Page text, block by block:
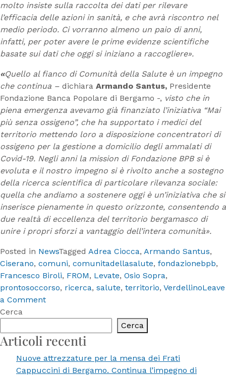
molto insiste sulla raccolta dei dati per rilevare
l’efficacia delle azioni in sanità, e che avrà riscontro nel
medio periodo. Ci vorranno almeno un paio di anni,
infatti, per poter avere le prime evidenze scientifiche
basate sui dati che oggi si iniziano a raccogliere».
«Quello al fianco di Comunità della Salute è un impegno
che continua – dichiara Armando Santus, Presidente
Fondazione Banca Popolare di Bergamo -, visto che in
piena emergenza avevamo già finanziato l’iniziativa “Mai
più senza ossigeno”, che ha supportato i medici del
territorio mettendo loro a disposizione concentratori di
ossigeno per la gestione a domicilio degli ammalati di
Covid-19. Negli anni la mission di Fondazione BPB si è
evoluta e il nostro impegno si è rivolto anche a sostegno
della ricerca scientifica di particolare rilevanza sociale:
quella che andiamo a sostenere oggi è un’iniziativa che si
inserisce pienamente in questo orizzonte, consentendo a
due realtà di eccellenza del territorio bergamasco di
unire i propri sforzi a vantaggio dell’intera comunità».
Posted in NewsTagged Adrea Ciocca, Armando Santus,
Ciserano, comuni, comunitadellasalute, fondazionebpb,
Francesco Biroli, FROM, Levate, Osio Sopra,
prontosoccorso, ricerca, salute, territorio, VerdellinoLeave
a Commenton
sostiene
un
progetto
di
Cerca
Cerca
Articoli recenti
Nuove attrezzature per la mensa dei Frati
Cappuccini di Bergamo. Continua l’impegno di